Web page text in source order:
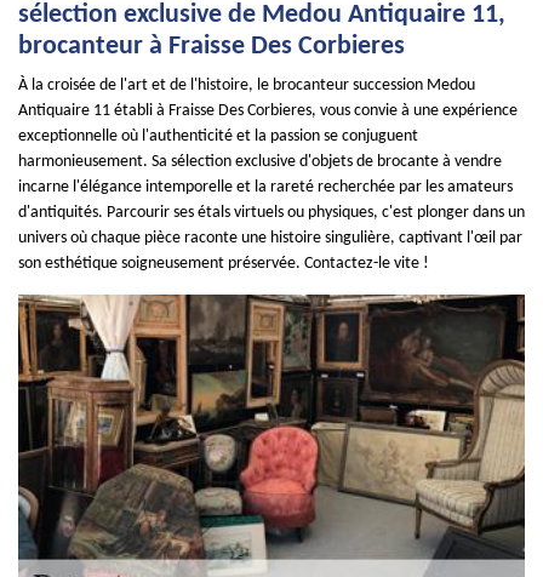
sélection exclusive de Medou Antiquaire 11,
brocanteur à Fraisse Des Corbieres
À la croisée de l'art et de l'histoire, le brocanteur succession Medou
Antiquaire 11 établi à Fraisse Des Corbieres, vous convie à une expérience
exceptionnelle où l'authenticité et la passion se conjuguent
harmonieusement. Sa sélection exclusive d'objets de brocante à vendre
incarne l'élégance intemporelle et la rareté recherchée par les amateurs
d'antiquités. Parcourir ses étals virtuels ou physiques, c'est plonger dans un
univers où chaque pièce raconte une histoire singulière, captivant l'œil par
son esthétique soigneusement préservée. Contactez-le vite !